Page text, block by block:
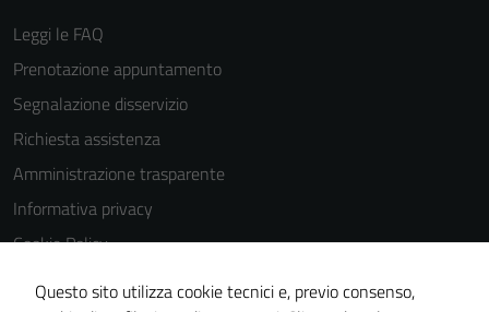
Leggi le FAQ
Prenotazione appuntamento
Segnalazione disservizio
Richiesta assistenza
Amministrazione trasparente
Informativa privacy
Cookie Policy
Note legali
Questo sito utilizza cookie tecnici e, previo consenso,